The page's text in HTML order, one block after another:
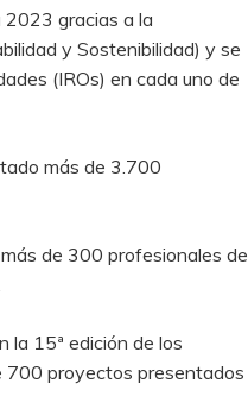
2023 gracias a la
y Sostenibilidad) y se
(IROs) en cada uno de
más de 3.700
de 300 profesionales de
la 15ª edición de los
700 proyectos presentados